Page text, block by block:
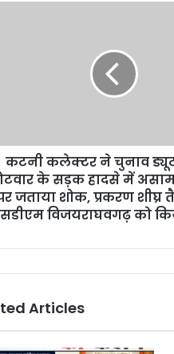
कटनी कलेक्टर ने चुनाव
के सड़क हादसे में
जताया शोक, प्रकरण शीघ्र
विजयराघवगढ़ को
Articles